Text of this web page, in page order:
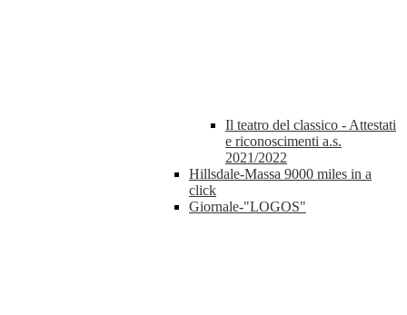
Il teatro del classico - Attestati
e riconoscimenti a.s.
2021/2022
Hillsdale-Massa 9000 miles in a
click
Giornale-"LOGOS"